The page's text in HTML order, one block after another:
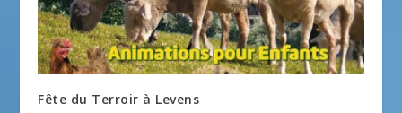
Fête du Terroir à Levens